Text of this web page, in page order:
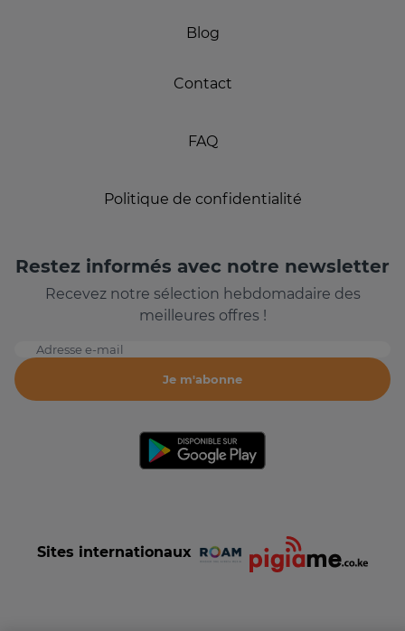
Blog
Contact
FAQ
Politique de confidentialité
Restez informés avec notre newsletter
Recevez notre sélection hebdomadaire des
meilleures offres !
Adresse e-mail
Je m'abonne
Sites internationaux